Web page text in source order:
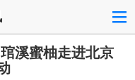
溪蜜柚走进北京